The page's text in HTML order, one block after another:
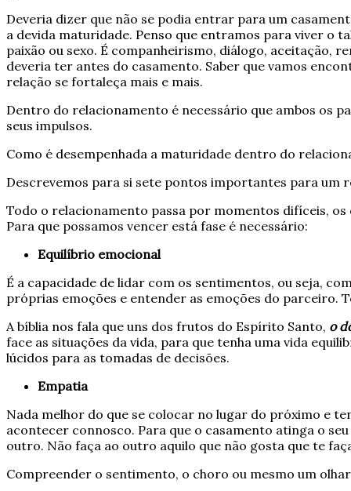
Deveria dizer que não se podia entrar para um
a devida maturidade. Penso que entramos para viver o
paixão ou sexo. É companheirismo, diálogo, aceitação,
deveria ter antes do casamento. Saber que vamos
relação se fortaleça mais e mais.
Dentro do relacionamento é necessário que ambos os
seus impulsos.
Como é desempenhada a maturidade dentro do
Descrevemos para si sete pontos importantes para um
Todo o relacionamento passa por momentos difíceis,
Para que possamos vencer está fase é necessário:
Equilíbrio emocional
É a capacidade de lidar com os sentimentos, ou seja,
próprias emoções e entender as emoções do parceiro.
A bíblia nos fala que uns dos frutos do Espírito Santo, o
face as situações da vida, para que tenha uma vida
lúcidos para as tomadas de decisões.
Empatia
Nada melhor do que se colocar no lugar do próximo e
acontecer connosco. Para que o casamento atinga o
outro. Não faça ao outro aquilo que não gosta que te
Compreender o sentimento, o choro ou mesmo um